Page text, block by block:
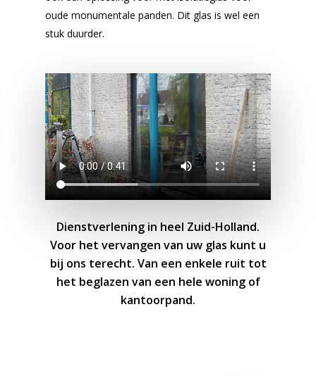
oude monumentale panden. Dit glas is wel een
stuk duurder.
Dienstverlening in heel Zuid-Holland.
Voor het vervangen van uw glas kunt u
bij ons terecht. Van een enkele ruit tot
het beglazen van een hele woning of
kantoorpand.